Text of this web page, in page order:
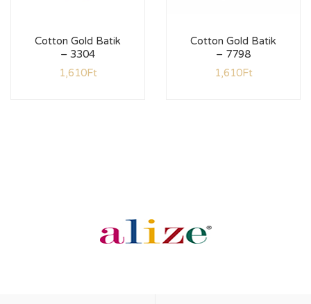
Cotton Gold Batik
– 3304
1,610Ft
Cotton Gold Batik
– 7798
1,610Ft